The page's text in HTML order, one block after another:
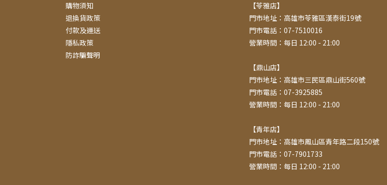
購物須知
退換貨政策
付款及運送
隱私政策
防詐騙聲明
【苓雅店】
門市地址：高雄市苓雅區漢泰街19號
門市電話：07-7510016
營業時間：每日 12:00 - 21:00
【鼎山店】
門市地址：高雄市三民區鼎山街560號
門市電話：07-3925885
營業時間：每日 12:00 - 21:00
【青年店】
門市地址：高雄市鳳山區青年路二段150號
門市電話：07-7901733
營業時間：每日 12:00 - 21:00